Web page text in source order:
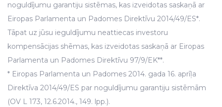
noguldījumu garantiju sistēmas, kas izveidotas saskaņā ar
Eiropas Parlamenta un Padomes Direktīvu 2014/49/ES*.
Tāpat uz jūsu ieguldījumu neattiecas investoru
kompensācijas shēmas, kas izveidotas saskaņā ar Eiropas
Parlamenta un Padomes Direktīvu 97/9/EK**.
* Eiropas Parlamenta un Padomes 2014. gada 16. aprīļa
Direktīva 2014/49/ES par noguldījumu garantiju sistēmām
(OV L 173, 12.6.2014., 149. lpp.).